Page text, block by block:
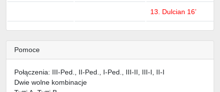
13. Dulcian 16’
Pomoce
Połączenia: III-Ped., II-Ped., I-Ped., III-II, III-I, II-I
Dwie wolne kombinacje